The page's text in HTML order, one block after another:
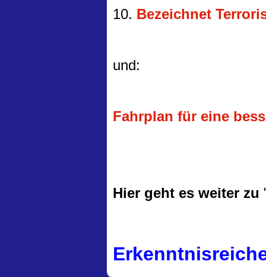
10. Bezeichnet
und:
Fahrplan für eine
Hier geht es weiter zu